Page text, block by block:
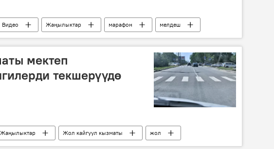
Видео Жаңылыктар марафон мелдеш
мектеп
текшерүүдө
Жаңылыктар Жол кайгуул кызматы
жол